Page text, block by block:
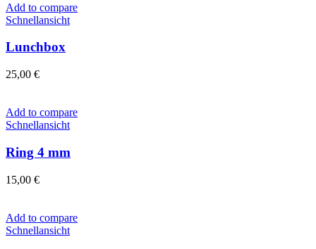
Add to compare
Schnellansicht
Lunchbox
25,00 €
Add to compare
Schnellansicht
Ring 4 mm
15,00 €
Add to compare
Schnellansicht